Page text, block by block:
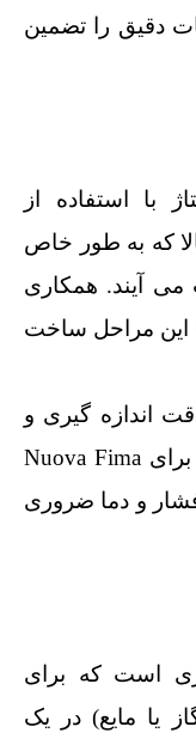
دقیق را تضمین
با استفاده از
که به طور خاص
آیند. همکاری
این مراحل ساخت
اندازه‌ گیری و
تکرارپذیری را تضمین می‌کنند، که برای Nuova Fima
و دما ضروری
است که برای
یا مایع) در یک